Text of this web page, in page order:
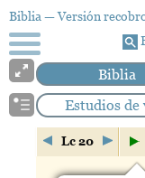
Biblia — Versión
Biblia
Estudios de
Lc 20